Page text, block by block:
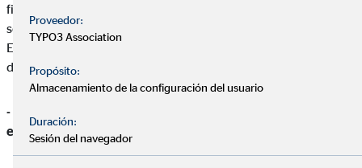
financiero y asegurador para cumplir mis objetivos. Estas
serán preguntas para las que los clientes buscarán respuesta.
En este punto, la especialización será clave y marcará la
diferencia.
- ¿En qué sectores cree que habrá un punto de inflexión tras
esta situación?
Proveedor:
TYPO3 Association
Propósito:
Almacenamiento de la configuración del usuario
Duración:
Sesión del navegador